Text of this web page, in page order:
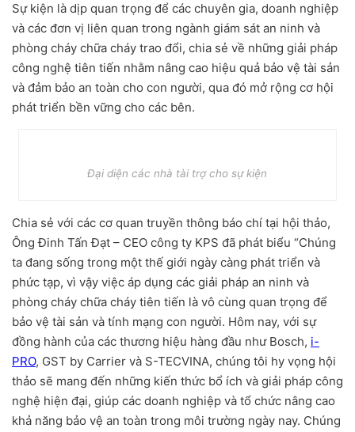
Sự kiện là dịp quan trọng để các chuyên gia, doanh nghiệp
và các đơn vị liên quan trong ngành giám sát an ninh và
phòng cháy chữa cháy trao đổi, chia sẻ về những giải pháp
công nghệ tiên tiến nhằm nâng cao hiệu quả bảo vệ tài sản
và đảm bảo an toàn cho con người, qua đó mở rộng cơ hội
phát triển bền vững cho các bên.
Đại diện các nhà tài trợ cho sự kiện
Chia sẻ với các cơ quan truyền thông báo chí tại hội thảo,
Ông Đinh Tấn Đạt – CEO công ty KPS đã phát biểu “Chúng
ta đang sống trong một thế giới ngày càng phát triển và
phức tạp, vì vậy việc áp dụng các giải pháp an ninh và
phòng cháy chữa cháy tiên tiến là vô cùng quan trọng để
bảo vệ tài sản và tính mạng con người. Hôm nay, với sự
đồng hành của các thương hiệu hàng đầu như Bosch, i-
PRO, GST by Carrier và S-TECVINA, chúng tôi hy vọng hội
thảo sẽ mang đến những kiến thức bổ ích và giải pháp công
nghệ hiện đại, giúp các doanh nghiệp và tổ chức nâng cao
khả năng bảo vệ an toàn trong môi trường ngày nay. Chúng